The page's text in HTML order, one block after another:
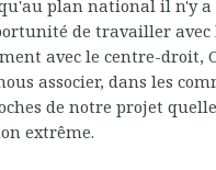
plan national il n'y a
de travailler avec
avec le centre-droit,
associer, dans les
de notre projet
extrême.